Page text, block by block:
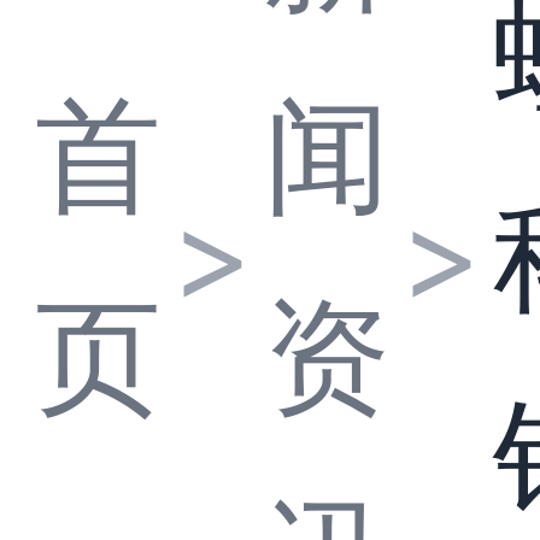
首
页
>
闻
资
>